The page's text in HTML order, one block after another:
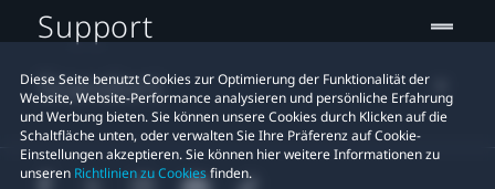
Diese Seite benutzt Cookies zur Optimierung der Funktionalität der
Website, Website-Performance analysieren und persönliche Erfahrung
und Werbung bieten. Sie können unsere Cookies durch Klicken auf die
Schaltfläche unten, oder verwalten Sie Ihre Präferenz auf Cookie-
Einstellungen akzeptieren. Sie können hier weitere Informationen zu
unseren Richtlinien zu Cookiesfinden.
Support
Standort